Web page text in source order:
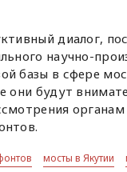
диалог,
научно-
базы в сфере
они будут
мосты в Якутии